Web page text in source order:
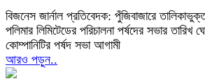
বিজনেস জার্নাল প্রতিবেদক: পুঁজিবাজারে
পলিমার লিমিটেডের পরিচালনা পর্ষদের সভার তারিখ
কোম্পানিটির পর্ষদ সভা আগামী
আরও পড়ুন..